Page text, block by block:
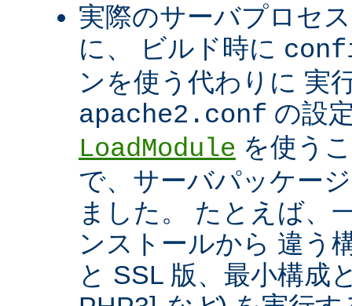
実際のサーバプロセ
に、 ビルド時に
ンを使う代わりに 実
apache2.conf の設
LoadModule を使う
で、サーバパッケー
ました。 たとえば、
ンストールから 違う
と SSL 版、最小構成